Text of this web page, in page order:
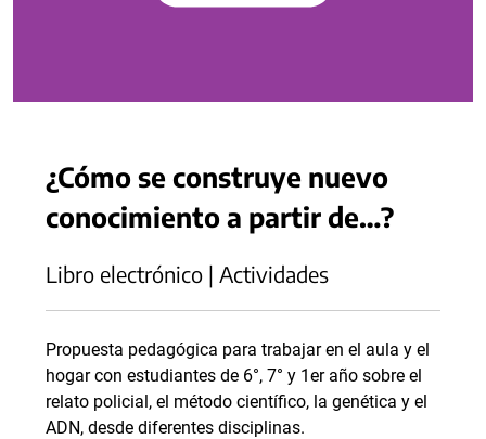
¿Cómo se construye nuevo
conocimiento a partir de…?
Libro electrónico | Actividades
Propuesta pedagógica para trabajar en el aula y el
hogar con estudiantes de 6°, 7° y 1er año sobre el
relato policial, el método científico, la genética y el
ADN, desde diferentes disciplinas.